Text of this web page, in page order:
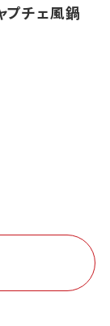
プチェ風鍋